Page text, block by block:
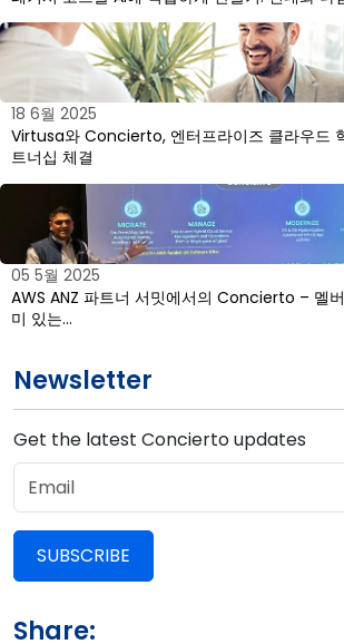
18 6월 2025
Virtusa와 Concierto, 엔터프라이즈 클라우드
트너십 체결
05 5월 2025
AWS ANZ 파트너 서밋에서의 Concierto – 멜
미 있는…
Newsletter
Get the latest Concierto updates
SUBSCRIBE
Share: